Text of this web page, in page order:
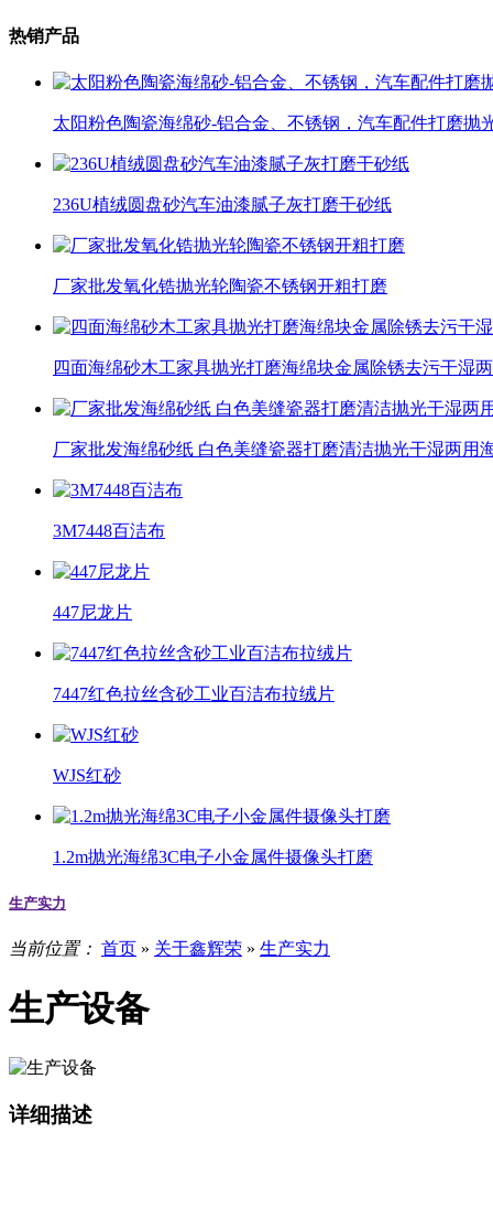
热销产品
太阳粉色陶瓷海绵砂-铝合金、不锈钢，汽车配件打磨抛
236U植绒圆盘砂汽车油漆腻子灰打磨干砂纸
厂家批发氧化锆抛光轮陶瓷不锈钢开粗打磨
四面海绵砂木工家具抛光打磨海绵块金属除锈去污干湿
厂家批发海绵砂纸 白色美缝瓷器打磨清洁抛光干湿两用
3M7448百洁布
447尼龙片
7447红色拉丝含砂工业百洁布拉绒片
WJS红砂
1.2m抛光海绵3C电子小金属件摄像头打磨
生产实力
当前位置： 首页 » 关于鑫辉荣 » 生产实力
生产设备
详细描述